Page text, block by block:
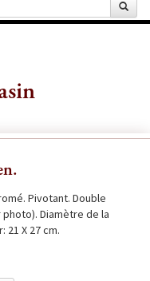
Pivotant. Double
Diamètre de la
21 X 27 cm.